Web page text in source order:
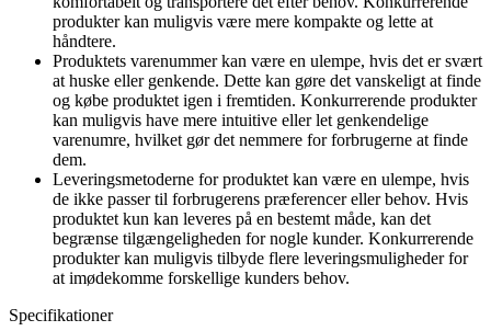
produkter kan muligvis være mere kompakte og lette at
håndtere.
Produktets varenummer kan være en ulempe, hvis det er svært
at huske eller genkende. Dette kan gøre det vanskeligt at finde
og købe produktet igen i fremtiden. Konkurrerende produkter
kan muligvis have mere intuitive eller let genkendelige
varenumre, hvilket gør det nemmere for forbrugerne at finde
dem.
Leveringsmetoderne for produktet kan være en ulempe, hvis
de ikke passer til forbrugerens præferencer eller behov. Hvis
produktet kun kan leveres på en bestemt måde, kan det
begrænse tilgængeligheden for nogle kunder. Konkurrerende
produkter kan muligvis tilbyde flere leveringsmuligheder for
at imødekomme forskellige kunders behov.
Specifikationer